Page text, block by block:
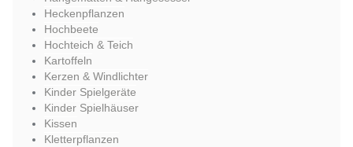
Heckenpflanzen
Hochbeete
Hochteich & Teich
Kartoffeln
Kerzen & Windlichter
Kinder Spielgeräte
Kinder Spielhäuser
Kissen
Kletterpflanzen